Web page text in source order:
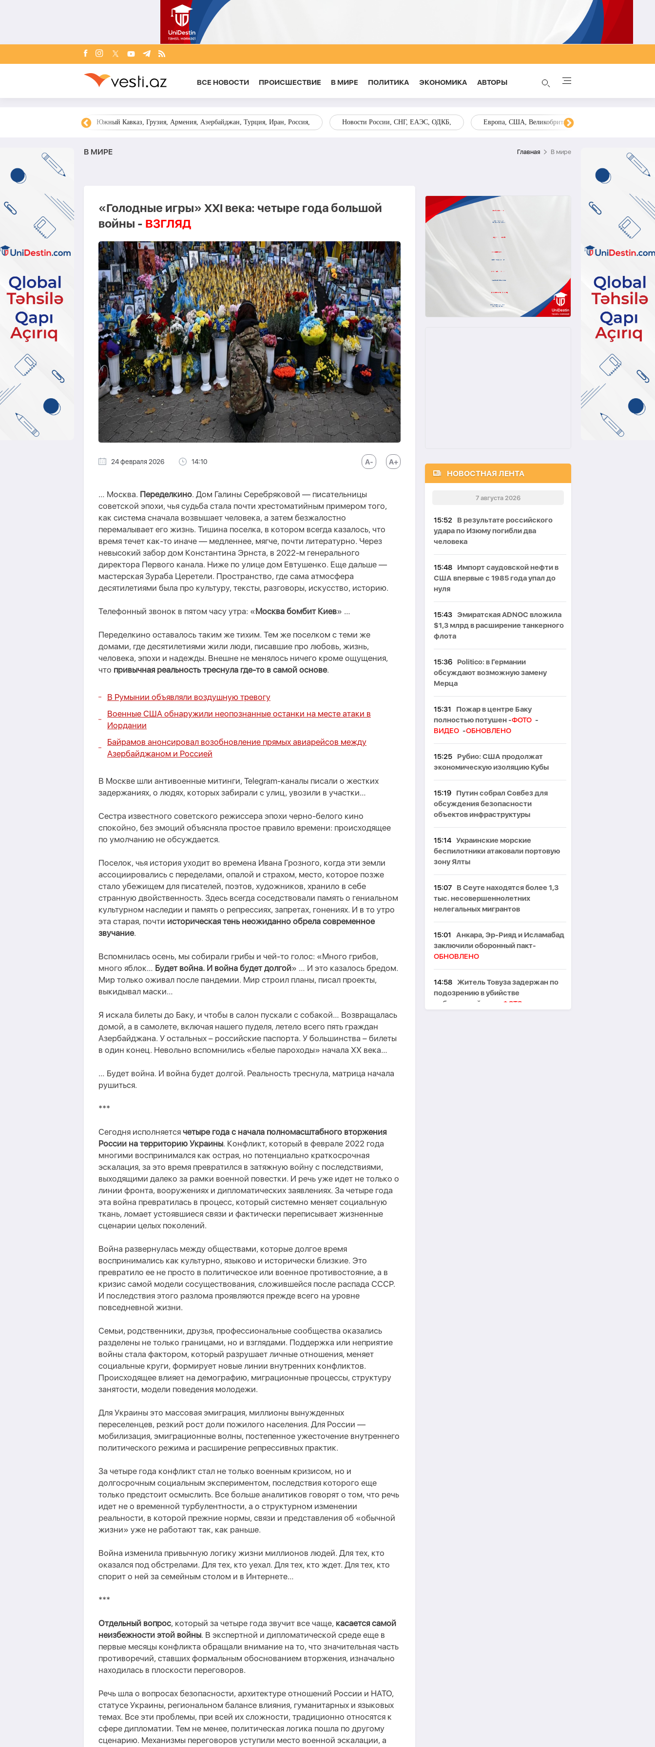
ВСЕ НОВОСТИ ПРОИСШЕСТВИЕ В МИРЕ ПОЛИТИКА ЭКОНОМИКА AВТОРЫ
Южный Кавказ, Грузия, Армения, Азербайджан, Турция, Иран, Россия, Новости России, СНГ, ЕАЭС, ОДКБ, Европа, США, Великобритания, Украина, Запад,
В МИРЕ Главная В мире
«Голодные игры» XXI века: четыре года большой
войны - ВЗГЛЯД
24 февраля 2026 14:10
… Москва. Переделкино. Дом Галины Серебряковой — писательницы
советской эпохи, чья судьба стала почти хрестоматийным примером того,
как система сначала возвышает человека, а затем безжалостно
перемалывает его жизнь. Тишина поселка, в котором всегда казалось, что
время течет как-то иначе — медленнее, мягче, почти литературно. Через
невысокий забор дом Константина Эрнста, в 2022-м генерального
директора Первого канала. Ниже по улице дом Евтушенко. Еще дальше —
мастерская Зураба Церетели. Пространство, где сама атмосфера
десятилетиями была про культуру, тексты, разговоры, искусство, историю.
Телефонный звонок в пятом часу утра: «Москва бомбит Киев» …
Переделкино оставалось таким же тихим. Тем же поселком с теми же
домами, где десятилетиями жили люди, писавшие про любовь, жизнь,
человека, эпохи и надежды. Внешне не менялось ничего кроме ощущения,
что привычная реальность треснула где-то в самой основе.
В Румынии объявляли воздушную тревогу
Военные США обнаружили неопознанные останки на месте атаки в
Иордании
Байрамов анонсировал возобновление прямых авиарейсов между
Азербайджаном и Россией
В Москве шли антивоенные митинги, Telegram-каналы писали о жестких
задержаниях, о людях, которых забирали с улиц, увозили в участки…
Сестра известного советского режиссера эпохи черно-белого кино
спокойно, без эмоций объясняла простое правило времени: происходящее
по умолчанию не обсуждается.
Поселок, чья история уходит во времена Ивана Грозного, когда эти земли
ассоциировались с переделами, опалой и страхом, место, которое позже
стало убежищем для писателей, поэтов, художников, хранило в себе
странную двойственность. Здесь всегда соседствовали память о гениальном
культурном наследии и память о репрессиях, запретах, гонениях. И в то утро
эта старая, почти историческая тень неожиданно обрела современное
звучание.
Вспомнилась осень, мы собирали грибы и чей-то голос: «Много грибов,
много яблок… Будет война. И война будет долгой» … И это казалось бредом.
Мир только оживал после пандемии. Мир строил планы, писал проекты,
выкидывал маски…
Я искала билеты до Баку, и чтобы в салон пускали с собакой… Возвращалась
домой, а в самолете, включая нашего пуделя, летело всего пять граждан
Азербайджана. У остальных – российские паспорта. У большинства – билеты
в один конец. Невольно вспомнились «белые пароходы» начала ХХ века…
… Будет война. И война будет долгой. Реальность треснула, матрица начала
рушиться.
***
Сегодня исполняется четыре года с начала полномасштабного вторжения
России на территорию Украины. Конфликт, который в феврале 2022 года
многими воспринимался как острая, но потенциально краткосрочная
эскалация, за это время превратился в затяжную войну с последствиями,
выходящими далеко за рамки военной повестки. И речь уже идет не только о
линии фронта, вооружениях и дипломатических заявлениях. За четыре года
эта война превратилась в процесс, который системно меняет социальную
ткань, ломает устоявшиеся связи и фактически переписывает жизненные
сценарии целых поколений.
Война развернулась между обществами, которые долгое время
воспринимались как культурно, языково и исторически близкие. Это
превратило ее не просто в политическое или военное противостояние, а в
кризис самой модели сосуществования, сложившейся после распада СССР.
И последствия этого разлома проявляются прежде всего на уровне
повседневной жизни.
Семьи, родственники, друзья, профессиональные сообщества оказались
разделены не только границами, но и взглядами. Поддержка или неприятие
войны стала фактором, который разрушает личные отношения, меняет
социальные круги, формирует новые линии внутренних конфликтов.
Происходящее влияет на демографию, миграционные процессы, структуру
занятости, модели поведения молодежи.
Для Украины это массовая эмиграция, миллионы вынужденных
переселенцев, резкий рост доли пожилого населения. Для России —
мобилизация, эмиграционные волны, постепенное ужесточение внутреннего
политического режима и расширение репрессивных практик.
За четыре года конфликт стал не только военным кризисом, но и
долгосрочным социальным экспериментом, последствия которого еще
только предстоит осмыслить. Все больше аналитиков говорят о том, что речь
идет не о временной турбулентности, а о структурном изменении
реальности, в которой прежние нормы, связи и представления об «обычной
жизни» уже не работают так, как раньше.
Война изменила привычную логику жизни миллионов людей. Для тех, кто
оказался под обстрелами. Для тех, кто уехал. Для тех, кто ждет. Для тех, кто
спорит о ней за семейным столом и в Интернете…
***
Отдельный вопрос, который за четыре года звучит все чаще, касается самой
неизбежности этой войны. В экспертной и дипломатической среде еще в
первые месяцы конфликта обращали внимание на то, что значительная часть
противоречий, ставших формальным обоснованием вторжения, изначально
находилась в плоскости переговоров.
Речь шла о вопросах безопасности, архитектуре отношений России и НАТО,
статусе Украины, региональном балансе влияния, гуманитарных и языковых
темах. Все эти проблемы, при всей их сложности, традиционно относятся к
сфере дипломатии. Тем не менее, политическая логика пошла по другому
сценарию. Механизмы переговоров уступили место военной эскалации, а
НОВОСТНАЯ ЛЕНТА
7 августа 2026
15:52
В результате российского
удара по Изюму погибли два
человека
15:48
Импорт саудовской нефти в
США впервые с 1985 года упал до
нуля
15:43
Эмиратская ADNOC вложила
$1,3 млрд в расширение танкерного
флота
15:36
Politico: в Германии
обсуждают возможную замену
Мерца
15:31
Пожар в центре Баку
полностью потушен -ФОТО -
ВИДЕО -ОБНОВЛЕНО
15:25
Рубио: США продолжат
экономическую изоляцию Кубы
15:19
Путин собрал Совбез для
обсуждения безопасности
объектов инфраструктуры
15:14 Украинские морские
беспилотники атаковали портовую
зону Ялты
15:07
В Сеуте находятся более 1,3
тыс. несовершеннолетних
нелегальных мигрантов
15:01
Анкара, Эр-Рияд и Исламабад
заключили оборонный пакт-
ОБНОВЛЕНО
14:58 Житель Товуза задержан по
подозрению в убийстве
собственной тети-
ФОТО